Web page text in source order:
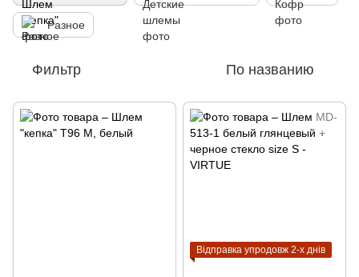
Разное
Фильтр По названию
Відправка упродовж 2-х днів